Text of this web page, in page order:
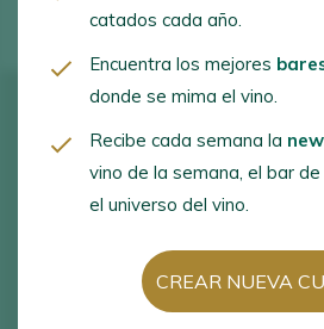
catados cada año.
Encuentra los mejores
donde se mima el vino.
Recibe cada semana la
vino de la semana, el bar
el universo del vino.
CREAR NUEVA